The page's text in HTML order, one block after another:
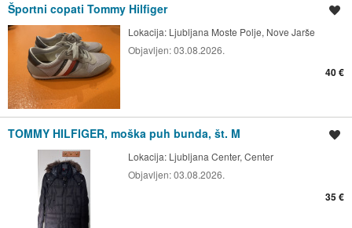
Športni copati Tommy Hilfiger
Lokacija: Ljubljana Moste Polje, Nove Jarše
Objavljen:03.08.2026.
40 €
TOMMY HILFIGER, moška puh bunda, št. M
Lokacija: Ljubljana Center, Center
Objavljen:03.08.2026.
35 €